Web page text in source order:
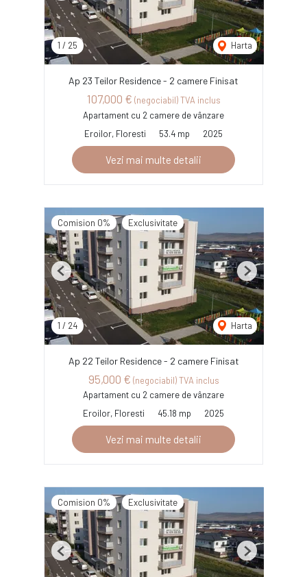
1 / 25 Harta
Ap 23 Teilor Residence - 2 camere Finisat
107,000 € (negociabil) TVA inclus
Apartament cu 2 camere de vânzare
Eroilor, Floresti
53.4 mp 2025
Vezi mai multe detalii
Comision 0% Exclusivitate
1 / 24 Harta
Previous Next
Ap 22 Teilor Residence - 2 camere Finisat
95,000 € (negociabil) TVA inclus
Apartament cu 2 camere de vânzare
Eroilor, Floresti
45.18 mp 2025
Vezi mai multe detalii
Comision 0% Exclusivitate
Previous Next